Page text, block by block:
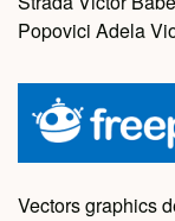
Popovici Adela
Vectors graphics